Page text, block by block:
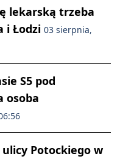
lekarską trzeba
i Łodzi 03 sierpnia,
S5 pod
osoba
ulicy Potockiego w